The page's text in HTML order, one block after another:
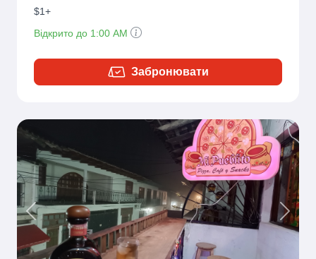
$1+
Відкрито до 1:00 AM
Забронювати
Previous Next